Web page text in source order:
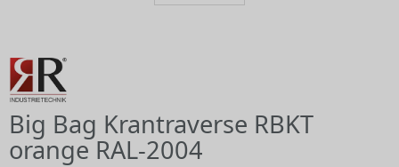
Big Bag Krantraverse RBKT
orange RAL-2004